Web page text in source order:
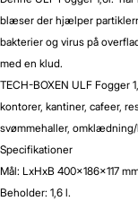
blæser der hjælper
bakterier og virus på
med en klud.
TECH-BOXEN ULF Fogger
kontorer, kantiner, cafeer,
svømmehaller,
Specifikationer
Mål: LxHxB 400x186x117
Beholder: 1,6 l.